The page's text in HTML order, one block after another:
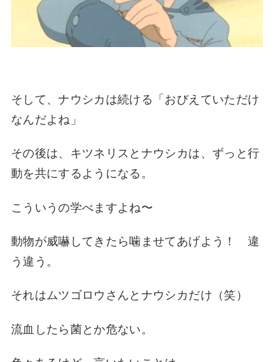
そして、ナウシカは続ける
「おびえていただけ
なんだよね」
その後は、キツネリスとナウシカは、ずっと行
動を共にするようになる。
こういうの学べますよね〜
動物が威嚇してきたら 噛ませてあげよう！ 違
う違う。
それはムツゴロウさんと ナウシカだけ（笑）
流血したら菌とか危ない。